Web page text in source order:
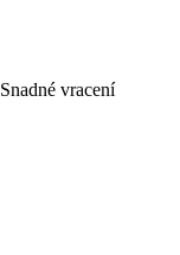
Snadné vracení